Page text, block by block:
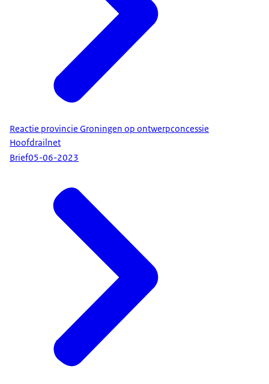
Reactie provincie Groningen op ontwerpconcessie
Hoofdrailnet
Brief05-06-2023